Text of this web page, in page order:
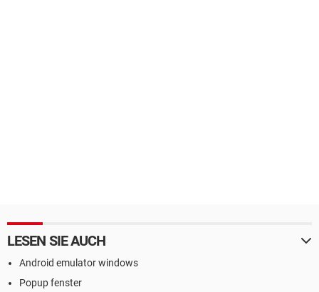
LESEN SIE AUCH
Android emulator windows
Popup fenster